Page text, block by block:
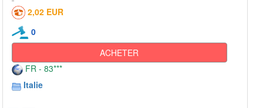
2,02 EUR
0
ACHETER
FR - 83***
Italie